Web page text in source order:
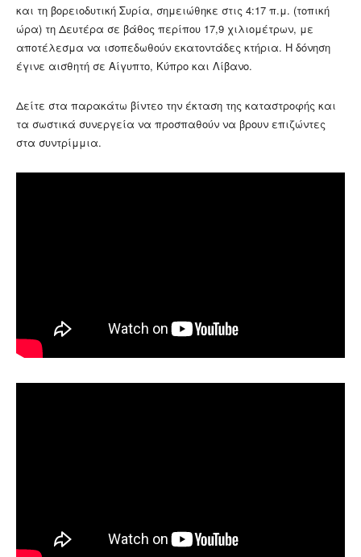
και τη βορειοδυτική Συρία, σημειώθηκε στις 4:17 π.μ. (τοπική
ώρα) τη Δευτέρα σε βάθος περίπου 17,9 χιλιομέτρων, με
αποτέλεσμα να ισοπεδωθούν εκατοντάδες κτήρια. Η δόνηση
έγινε αισθητή σε Αίγυπτο, Κύπρο και Λίβανο.
Δείτε στα παρακάτω βίντεο την έκταση της καταστροφής και
τα σωστικά συνεργεία να προσπαθούν να βρουν επιζώντες
στα συντρίμμια.